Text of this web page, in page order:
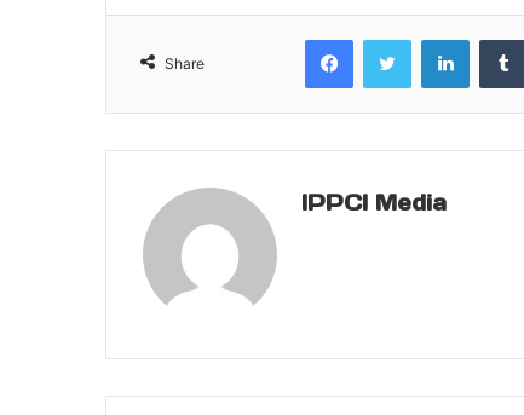
Share
FacebookTwitter
IPPCI Media